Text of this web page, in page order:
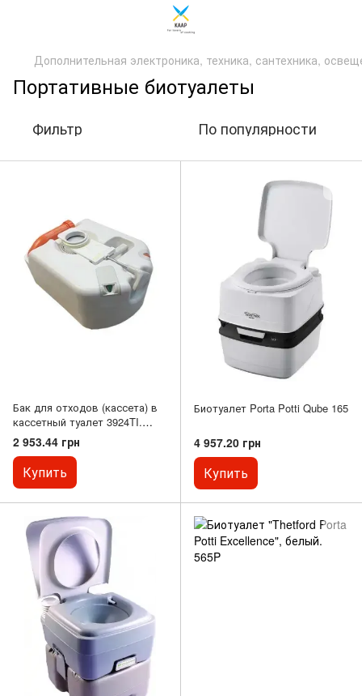
Дополнительная электроника, техника, сантехника,
Портативные биотуалеты
Фильтр По популярности
Бак для отходов (кассета) в
кассетный туалет 3924TI.
WT3924
2 953.44 грн
Купить
Биотуалет Porta Potti Qube 165
4 957.20 грн
Купить